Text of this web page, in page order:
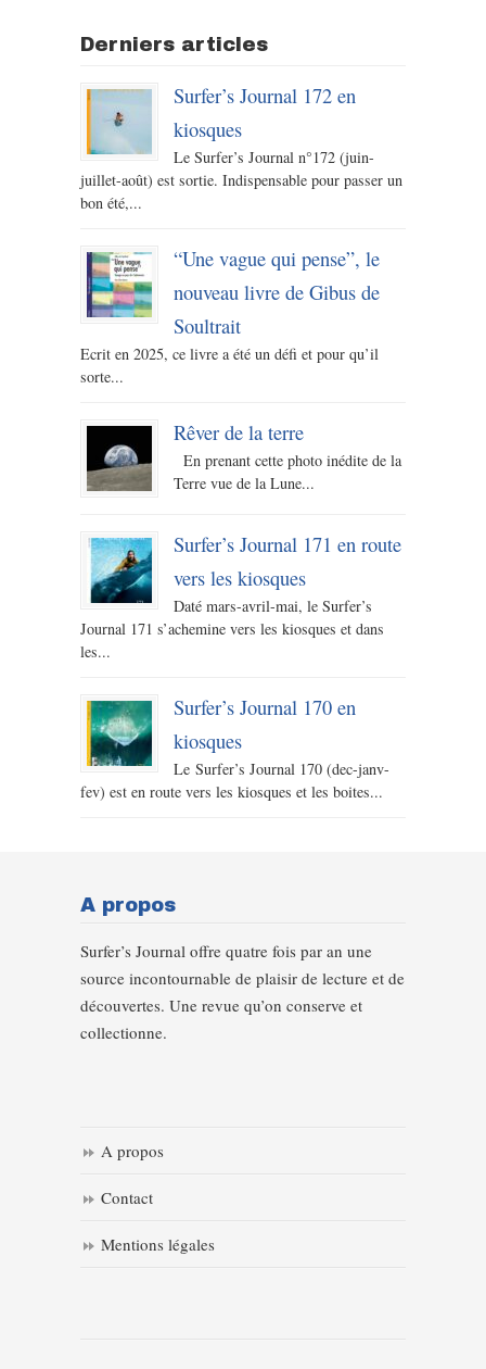
Derniers articles
Surfer’s Journal 172 en
kiosques
Le Surfer’s Journal n°172 (juin-
juillet-août) est sortie. Indispensable pour passer un
bon été,...
“Une vague qui pense”, le
nouveau livre de Gibus de
Soultrait
Ecrit en 2025, ce livre a été un défi et pour qu’il
sorte...
Rêver de la terre
En prenant cette photo inédite de la
Terre vue de la Lune...
Surfer’s Journal 171 en route
vers les kiosques
Daté mars-avril-mai, le Surfer’s
Journal 171 s’achemine vers les kiosques et dans
les...
Surfer’s Journal 170 en
kiosques
Le Surfer’s Journal 170 (dec-janv-
fev) est en route vers les kiosques et les boites...
A propos
Surfer’s Journal offre quatre fois par an une
source incontournable de plaisir de lecture et de
découvertes. Une revue qu’on conserve et
collectionne.
A propos
Contact
Mentions légales